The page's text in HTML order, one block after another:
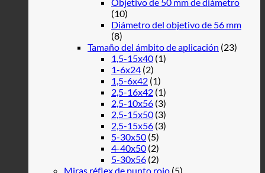
(10)
Diámetro del objetivo de 56 mm
(8)
Tamaño del ámbito de aplicación (23)
1,5-15x40 (1)
1-6x24 (2)
1,5-6x42 (1)
2,5-16x42 (1)
2,5-10x56 (3)
2,5-15x50 (3)
2,5-15x56 (3)
5-30x50 (5)
4-40x50 (2)
5-30x56 (2)
Miras réflex de punto rojo (5)